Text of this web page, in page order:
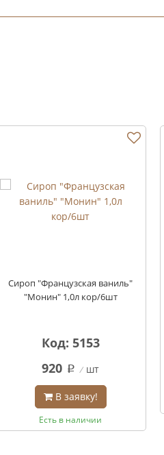
Сироп "Французская ваниль"
"Монин" 1,0л кор/6шт
Код: 5153
920 q шт
В заявку!
Есть в наличии